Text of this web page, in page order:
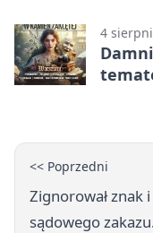
4
<< Poprzedni
Zignorował znak
sądowego